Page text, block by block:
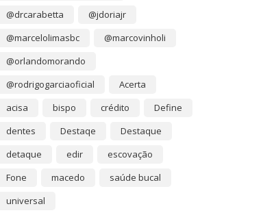
@drcarabetta
@jdoriajr
@marcelolimasbc
@marcovinholi
@orlandomorando
@rodrigogarciaoficial
Acerta
acisa
bispo crédito
Define
dentes
Destaqe
Destaque
detaque
edir
escovação
Fone
macedo
saúde bucal
universal